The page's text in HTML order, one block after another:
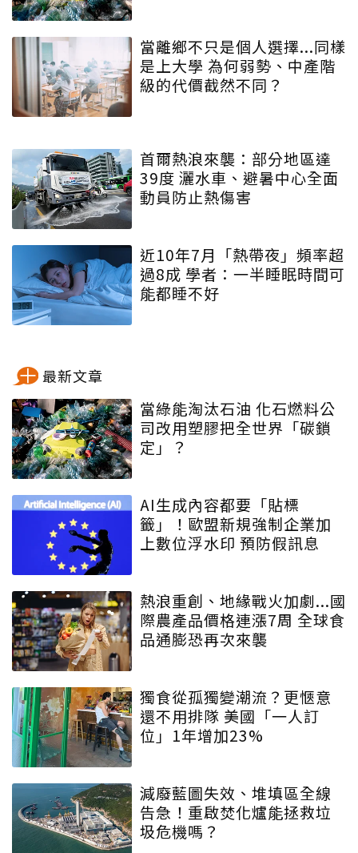
當離鄉不只是個人選擇...同樣
是上大學 為何弱勢、中產階
級的代價截然不同？
首爾熱浪來襲：部分地區達
39度 灑水車、避暑中心全面
動員防止熱傷害
近10年7月「熱帶夜」頻率超
過8成 學者：一半睡眠時間可
能都睡不好
最新文章
當綠能淘汰石油 化石燃料公
司改用塑膠把全世界「碳鎖
定」？
AI生成內容都要「貼標
籤」！歐盟新規強制企業加
上數位浮水印 預防假訊息
熱浪重創、地緣戰火加劇...國
際農產品價格連漲7周 全球食
品通膨恐再次來襲
獨食從孤獨變潮流？更愜意
還不用排隊 美國「一人訂
位」1年增加23%
減廢藍圖失效、堆填區全線
告急！重啟焚化爐能拯救垃
圾危機嗎？